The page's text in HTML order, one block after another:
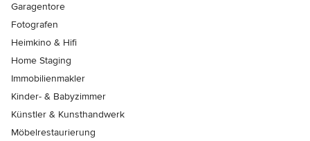
Garagentore
Fotografen
Heimkino & Hifi
Home Staging
Immobilienmakler
Kinder- & Babyzimmer
Künstler & Kunsthandwerk
Möbelrestaurierung